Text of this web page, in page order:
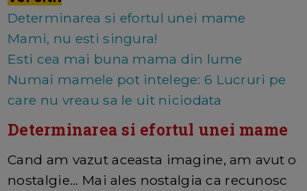
Determinarea si efortul unei mame
Mami, nu esti singura!
Esti cea mai buna mama din lume
Numai mamele pot intelege: 6 Lucruri pe
care nu vreau sa le uit niciodata
Determinarea si efortul unei mame
Cand am vazut aceasta imagine, am avut o
nostalgie... Mai ales nostalgia ca recunosc